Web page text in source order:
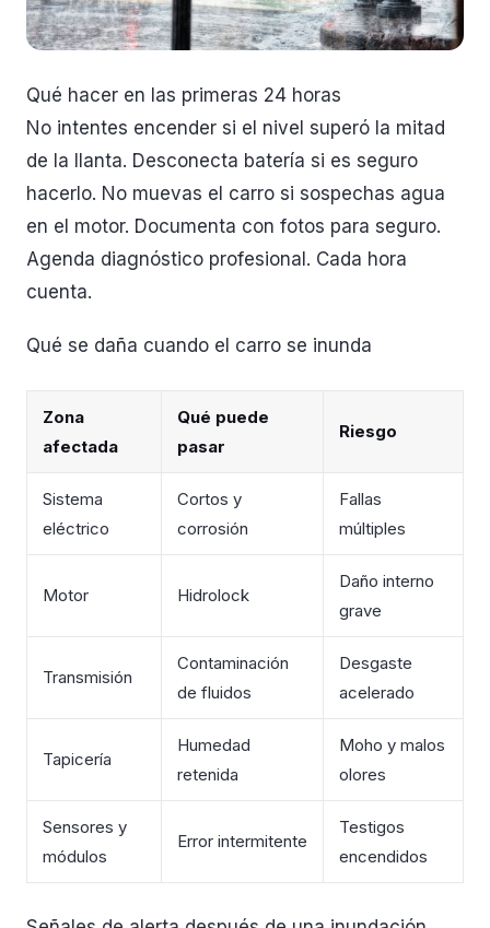
Qué hacer en las primeras 24 horas
No intentes encender si el nivel superó la mitad
de la llanta. Desconecta batería si es seguro
hacerlo. No muevas el carro si sospechas agua
en el motor. Documenta con fotos para seguro.
Agenda diagnóstico profesional. Cada hora
cuenta.
Qué se daña cuando el carro se inunda
Zona
afectada
Qué puede
pasar
Riesgo
Sistema
eléctrico
Cortos y
corrosión
Fallas
múltiples
Motor Hidrolock
Daño interno
grave
Transmisión
Contaminación
de fluidos
Desgaste
acelerado
Tapicería
Humedad
retenida
Moho y malos
olores
Sensores y
módulos
Error intermitente
Testigos
encendidos